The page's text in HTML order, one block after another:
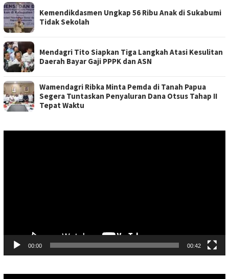
Kemendikdasmen Ungkap 56 Ribu Anak di Sukabumi
Tidak Sekolah
Mendagri Tito Siapkan Tiga Langkah Atasi Kesulitan
Daerah Bayar Gaji PPPK dan ASN
Wamendagri Ribka Minta Pemda di Tanah Papua
Segera Tuntaskan Penyaluran Dana Otsus Tahap II
Tepat Waktu
00:00 00:42